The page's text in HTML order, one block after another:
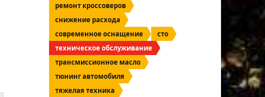
ремонт кроссоверов
снижение расхода
современное оснащение
сто
техническое обслуживание
трансмиссионное масло
тюнинг автомобиля
тяжелая техника